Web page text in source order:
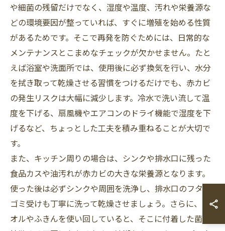
や細菌の残留だけでなく、湿度や温度、汚れや栄養源な
どの環境要因が整っていれば、すぐに増殖を始める性質
があるためです。そこで再発を防ぐためには、日常的な
メンテナンスとこまめなチェックが欠かせません。たと
えば浴室や洗面所では、使用後に必ず換気を行い、水分
を拭き取って乾燥させる習慣をつけるだけでも、赤カビ
の発生リスクは大幅に減少します。冷水で洗い流して温
度を下げる、扇風機やエアコンのドライ機能で湿度を下
げるなど、ちょっとした工夫を積み重ねることが大切で
す。
また、キッチン周りの場合は、シンクや排水口に残った
食品カスや油汚れが赤カビの大きな栄養源となります。
使った後は必ずシンクや周囲を洗浄し、排水口のフタや
ゴミ受けも丁寧に洗って乾燥させましょう。さらに、タ
オルやふきんを使い回していると、そこに付着した菌が